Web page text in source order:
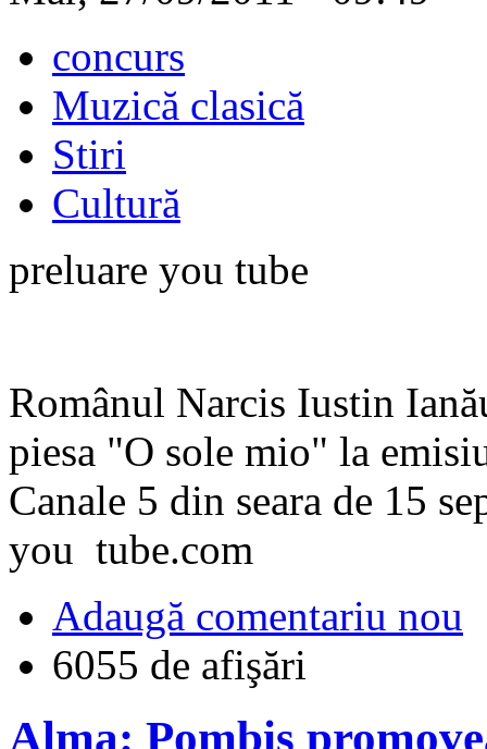
concurs
Muzică clasică
Stiri
Cultură
preluare you tube
Românul Narcis Iustin
piesa "O sole mio" la
Canale 5 din seara de 15
you tube.com
Adaugă comentariu nou
6055 de afişări
Alma: Pombis